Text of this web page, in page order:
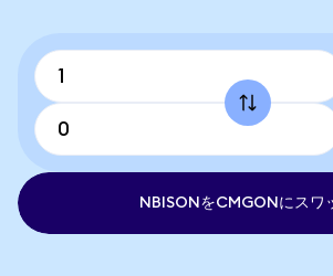
NBISONをCMGONにスワ